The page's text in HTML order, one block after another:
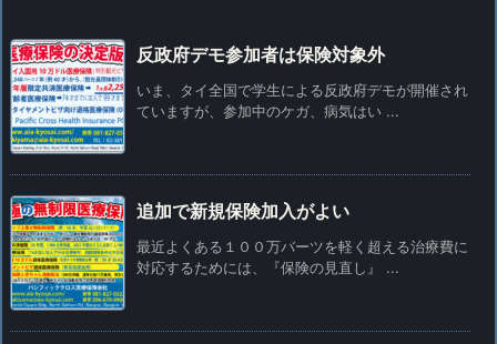
反政府デモ参加者は保険対象外
いま、タイ全国で学生による反政府デモが開催され
ていますが、参加中のケガ、病気はい ...
追加で新規保険加入がよい
最近よくある１００万バーツを軽く超える治療費に
対応するためには、『保険の見直し』 ...